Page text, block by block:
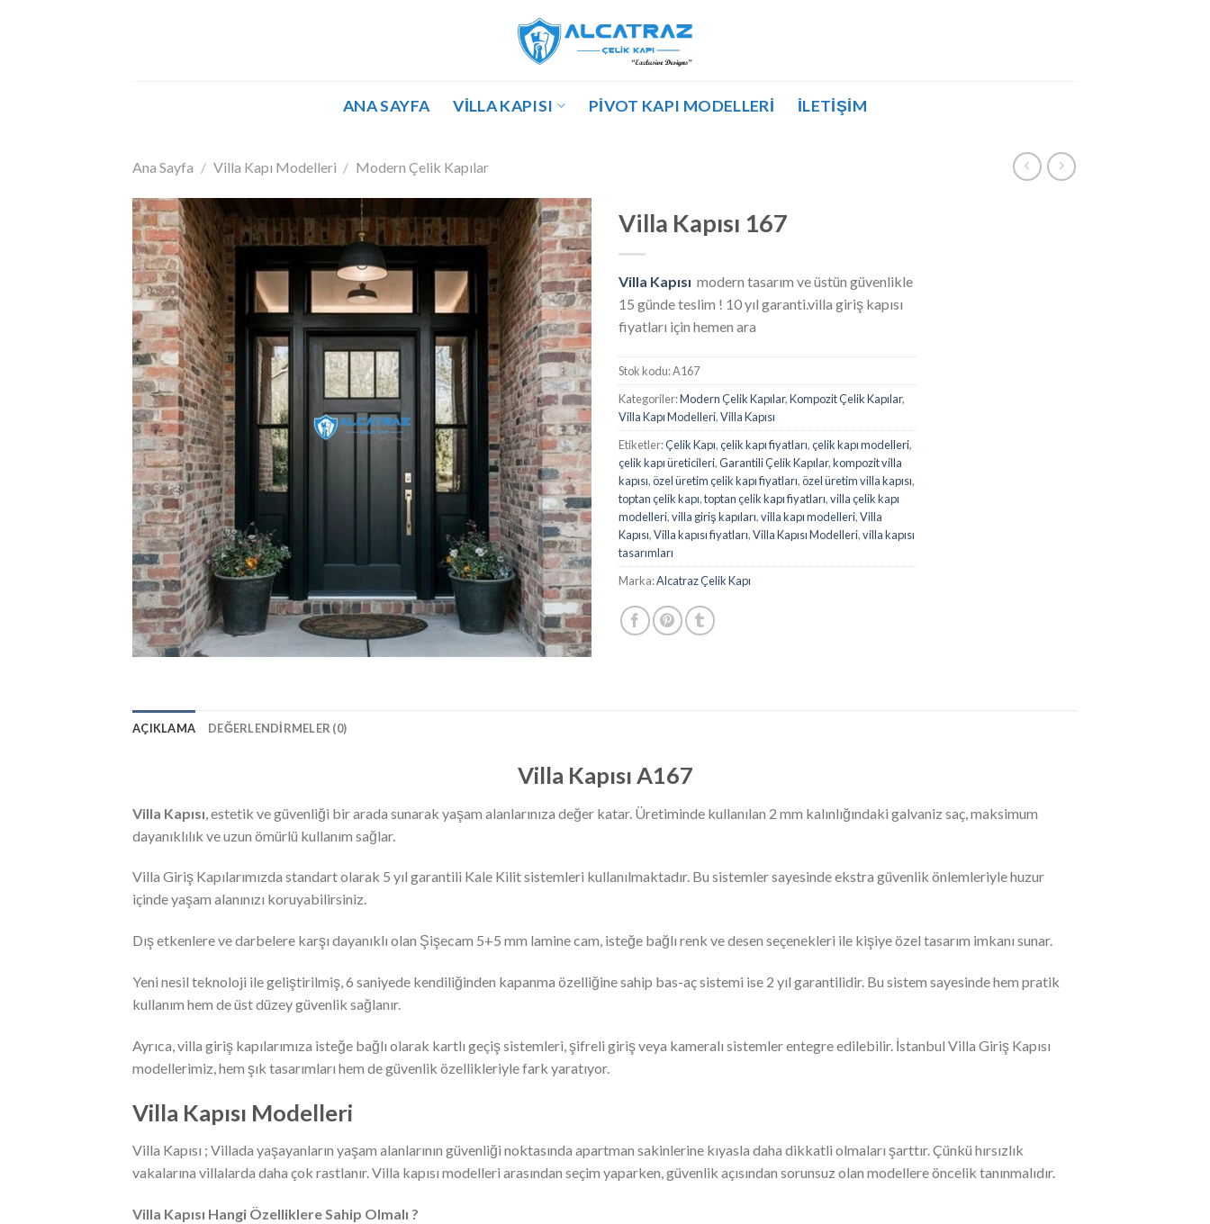
ANA SAYFA VILLA KAPISI PIVOT KAPI MODELLERI İLETIŞIM
Ana Sayfa / Villa Kapı Modelleri / Modern Çelik Kapılar
Villa Kapısı 167
Villa Kapısı modern tasarım ve üstün güvenlikle
15 günde teslim ! 10 yıl garanti.villa giriş kapısı
fiyatları için hemen ara
Stok kodu:A167
Kategoriler:Modern Çelik Kapılar,Kompozit Çelik Kapılar,
Villa Kapı Modelleri,Villa Kapısı
Etiketler:Çelik Kapı,çelik kapı fiyatları,çelik kapı modelleri,
çelik kapı üreticileri,Garantili Çelik Kapılar,kompozit villa
kapısı,özel üretim çelik kapı fiyatları,özel üretim villa kapısı,
toptan çelik kapı,toptan çelik kapı fiyatları,villa çelik kapı
modelleri,villa giriş kapıları,villa kapı modelleri,Villa
Kapısı,Villa kapısı fiyatları,Villa Kapısı Modelleri,villa kapısı
tasarımları
Marka:Alcatraz Çelik Kapı
AÇIKLAMA DEĞERLENDIRMELER (0)
Villa Kapısı A167
Villa Kapısı , estetik ve güvenliği bir arada sunarak yaşam alanlarınıza değer katar. Üretiminde kullanılan 2 mm kalınlığındaki galvaniz saç, maksimum
dayanıklılık ve uzun ömürlü kullanım sağlar.
Villa Giriş Kapılarımızda standart olarak 5 yıl garantili Kale Kilit sistemleri kullanılmaktadır. Bu sistemler sayesinde ekstra güvenlik önlemleriyle huzur
içinde yaşam alanınızı koruyabilirsiniz.
Dış etkenlere ve darbelere karşı dayanıklı olan Şişecam 5+5 mm lamine cam, isteğe bağlı renk ve desen seçenekleri ile kişiye özel tasarım imkanı sunar.
Yeni nesil teknoloji ile geliştirilmiş, 6 saniyede kendiliğinden kapanma özelliğine sahip bas-aç sistemi ise 2 yıl garantilidir. Bu sistem sayesinde hem pratik
kullanım hem de üst düzey güvenlik sağlanır.
Ayrıca, villa giriş kapılarımıza isteğe bağlı olarak kartlı geçiş sistemleri, şifreli giriş veya kameralı sistemler entegre edilebilir. İstanbul Villa Giriş Kapısı
modellerimiz, hem şık tasarımları hem de güvenlik özellikleriyle fark yaratıyor.
Villa Kapısı Modelleri
Villa Kapısı ; Villada yaşayanların yaşam alanlarının güvenliği noktasında apartman sakinlerine kıyasla daha dikkatli olmaları şarttır. Çünkü hırsızlık
vakalarına villalarda daha çok rastlanır. Villa kapısı modelleri arasından seçim yaparken, güvenlik açısından sorunsuz olan modellere öncelik tanınmalıdır.
Villa Kapısı Hangi Özelliklere Sahip Olmalı ?